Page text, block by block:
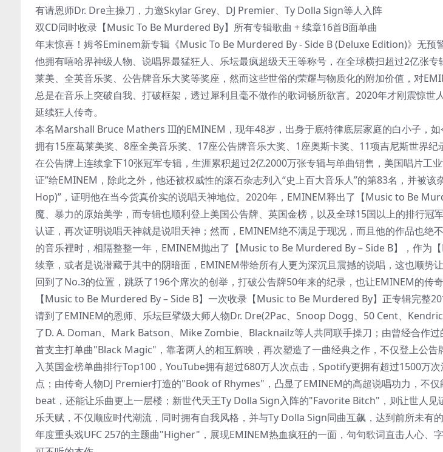
有请恩师Dr. Dre主操刀，力邀Skylar Grey、DJ Premier、Ty Dolla Sign等人入阵
双CD同时收录【Music To Be Murdered By】所有专辑歌曲 + 续章16首B面单曲
年末惊喜！姆爷Eminem新专辑《Music To Be Murdered By - Side B (Deluxe Edition)》无预
他拥有嘻哈界神级人物、说唱界最猛狂人、乐坛最疯超级天王等称号，在全球横扫超过2亿张
莱美、全英音乐奖、公告牌音乐大奖等奖座，然而这些世俗的荣耀与物质化的附加价值，对
总是在音乐上突破自我、打破框架，透过犀利且毫不做作的歌词畅所欲言。2020年才刚震惊世
延续狂人传奇。
本名Marshall Bruce Mathers III的EMINEM，现年48岁，出身于底特律底层家庭的白小子，
拥有15座葛莱美奖、8座全美音乐奖、17座公告牌音乐大奖、1座奥斯卡奖、11项吉尼斯世界
在公告牌上连续拿下10张冠军专辑，生涯累积超过2亿2000万张专辑与单曲销售，美国唱片工
证”给EMINEM，除此之外，他还被权威性的滚石杂志列入“史上百大音乐人”的第83名，并被
Hop)”，证明他在当今货真价实的说唱天神地位。2020年，EMINEM释出了【Music to Be
魔、暴力的原始美学，而专辑也顺利登上美国公告牌、英国金榜，以及全球15国以上的排行冠
认证，再次证明说唱天神就是说唱天神；然而，EMINEM绝不满足于现况，而且他的作品也绝
的音乐裡时，相隔整整一年，EMINEM抛出了【Music to Be Murdered By – Side B】，作为
续章，或者是说潜藏于其中的阴暗面，EMINEM带给所有人更为深沉且震撼的说唱，这也顺势
回到了No.3的位置，跳跃了196个席次的创举，打破公告牌50年来的纪录，也让EMINEM的传奇
【Music to Be Murdered By – Side B】一次收录【Music to Be Murdered By】正专辑完整
请到了EMINEM的恩师、乐坛巨擘级大师人物Dr. Dre(2Pac、Snoop Dogg、50 Cent、
了D. A. Doman、Mark Batson、Mike Zombie、Blacknailz等人共同联手操刀；由曾经合作
首支主打单曲"Black Magic"，靠著两人的相互辉映，再次塑造了一曲经典之作，不仅登上公告
入英国金榜单曲排行Top100，YouTube拥有超过680万人次点击，Spotify更拥有超过1500万
点；由传奇人物DJ Premier打造的"Book of Rhymes"，凸显了EMINEM的高超说唱功力，不
beat，还能让乐曲更上一层楼；新世代天王Ty Dolla Sign入阵的"Favorite Bitch"，则让世人见
乐天赋，不仅顺应时代潮流，同时拥有自我风格，并与Ty Dolla Sign同曲互飙，达到前所未有
年度重头戏UFC 257的主题曲"Higher"，展现EMINEM热血疯狂的一面，句句歌词直击人心、